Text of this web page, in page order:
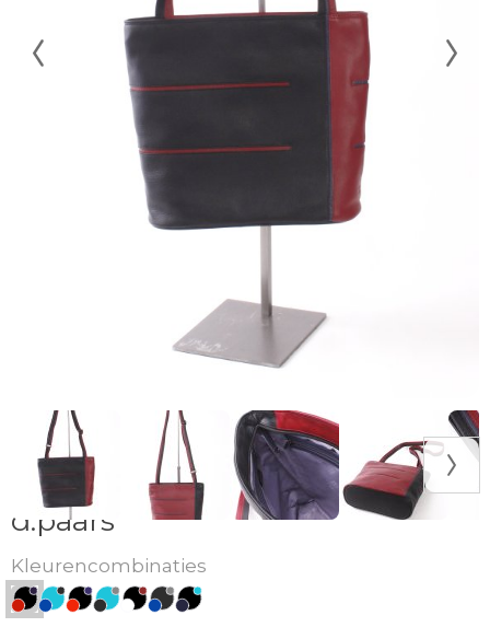
Helsinki square zwart-rood-
d.paars
Kleurencombinaties